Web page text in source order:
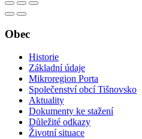
Obec
Historie
Základní údaje
Mikroregion Porta
Společenství obcí Tišnovsko
Aktuality
Dokumenty ke stažení
Důležité odkazy
Životní situace